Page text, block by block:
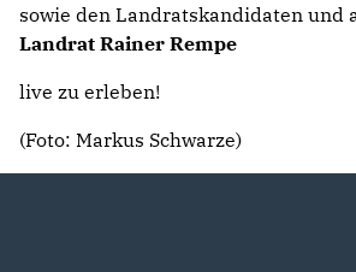
sowie den Landratskandidaten und
Landrat Rainer Rempe
live zu erleben!
(Foto: Markus Schwarze)